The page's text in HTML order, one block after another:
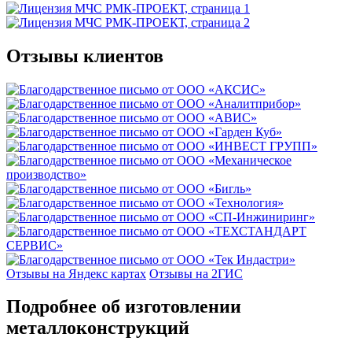
Отзывы клиентов
Отзывы на Яндекс картах Отзывы на 2ГИС
Подробнее об изготовлении
металлоконструкций